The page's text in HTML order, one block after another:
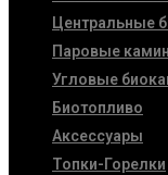
Центральные
Паровые
Угловые
Биотопливо
Аксессуары
Топки-Горелки